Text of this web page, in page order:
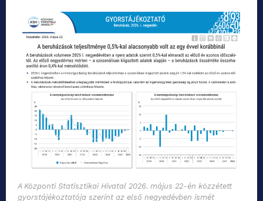
A Központi Statisztikai Hivatal 2026. május 22-én közzétett
gyorstájékoztatója szerint az első negyedévben ismét